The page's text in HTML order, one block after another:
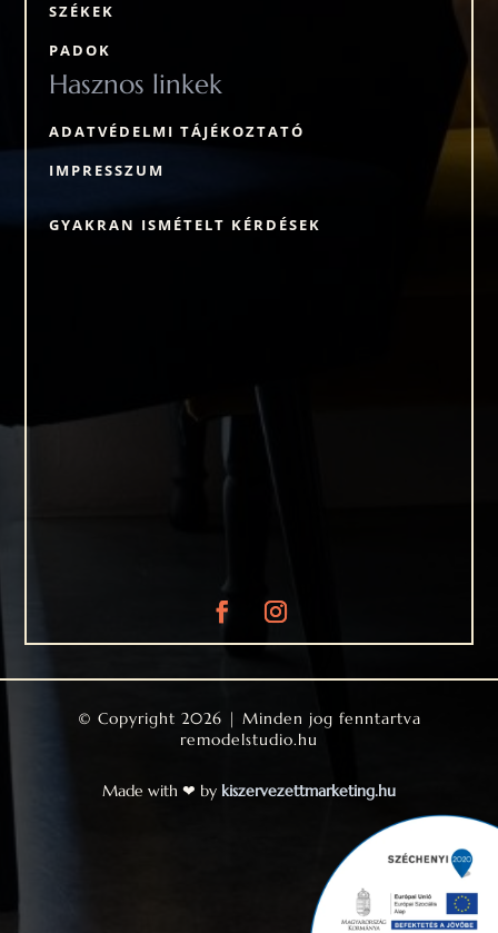
SZÉKEK
PADOK
Hasznos linkek
ADATVÉDELMI TÁJÉKOZTATÓ
IMPRESSZUM
GYAKRAN ISMÉTELT KÉRDÉSEK
© Copyright 2026 | Minden jog fenntartva
remodelstudio.hu
Made with ❤ by kiszervezettmarketing.hu